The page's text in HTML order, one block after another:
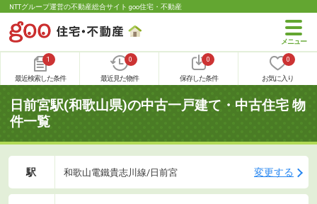
NTTグループ運営の不動産総合サイト goo住宅・不動産
1
最近検索した条件
0
最近見た物件
0
保存した条件
0
お気に入り
日前宮駅(和歌山県)の中古一戸建て・中古住宅 物
件一覧
駅 和歌山電鐵貴志川線/日前宮 変更する